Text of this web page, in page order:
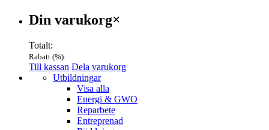
Varukorg
Din varukorg×
Totalt:
Rabatt (%):
Till kassan Dela varukorg
Menu Utbildningar
Visa alla
Energi & GWO
Reparbete
Entreprenad